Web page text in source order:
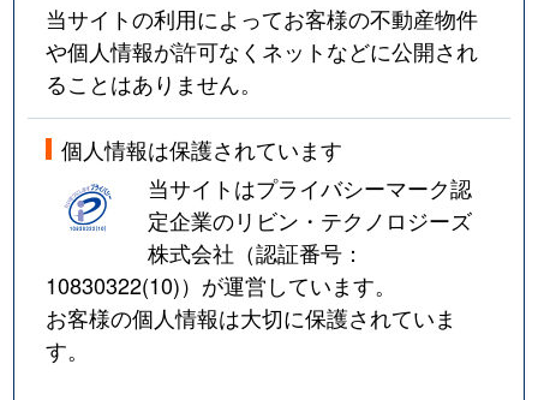
当サイトの利用によってお客様の不動産物件
や個人情報が許可なくネットなどに公開され
ることはありません。
個人情報は保護されています
当サイトはプライバシーマーク認
定企業のリビン・テクノロジーズ
株式会社（認証番号：
10830322(10)）が運営しています。
お客様の個人情報は大切に保護されていま
す。